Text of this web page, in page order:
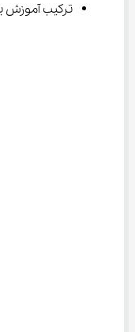
ترکیب آموزش